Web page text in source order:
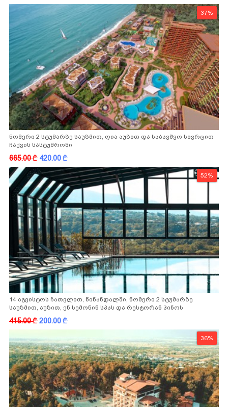
37%
ნომერი 2 სტუმარზე საუზმით, ღია აუზით და საბავშვო სივრცით
ჩაქვის სასტუმროში
665.00k 420.00k
52%
14 აგვისტოს ჩათვლით, წინანდალში, ნომერი 2 სტუმარზე
საუზმით, აუზით, ენ სემონინ სპას და რესტორან პინოს
ფასდაკლებით
415.00k200.00k
36%